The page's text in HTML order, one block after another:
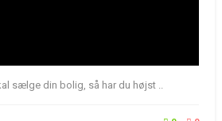
sælge din bolig, så har du højst ..